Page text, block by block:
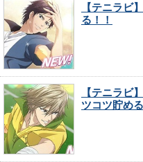
【テニラビ
る！！
【テニラビ
ツコツ貯め